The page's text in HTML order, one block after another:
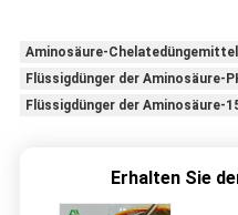
Aminosäure-
Flüssigdünger der Aminosäure-
Flüssigdünger der Aminosäure-
Erhalten Sie